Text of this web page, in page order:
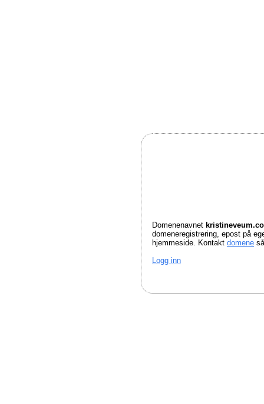
Domenenavnet
domeneregistrering, epost på
hjemmeside. Kontakt domene
Logg inn